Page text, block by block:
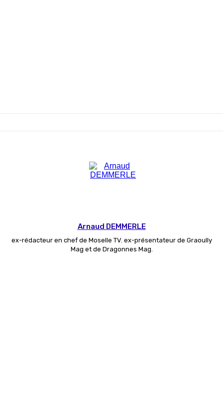
Arnaud DEMMERLE
ex-rédacteur en chef de Moselle TV. ex-présentateur de Graoully
Mag et de Dragonnes Mag.